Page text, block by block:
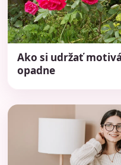
Ako si udržať
opadne